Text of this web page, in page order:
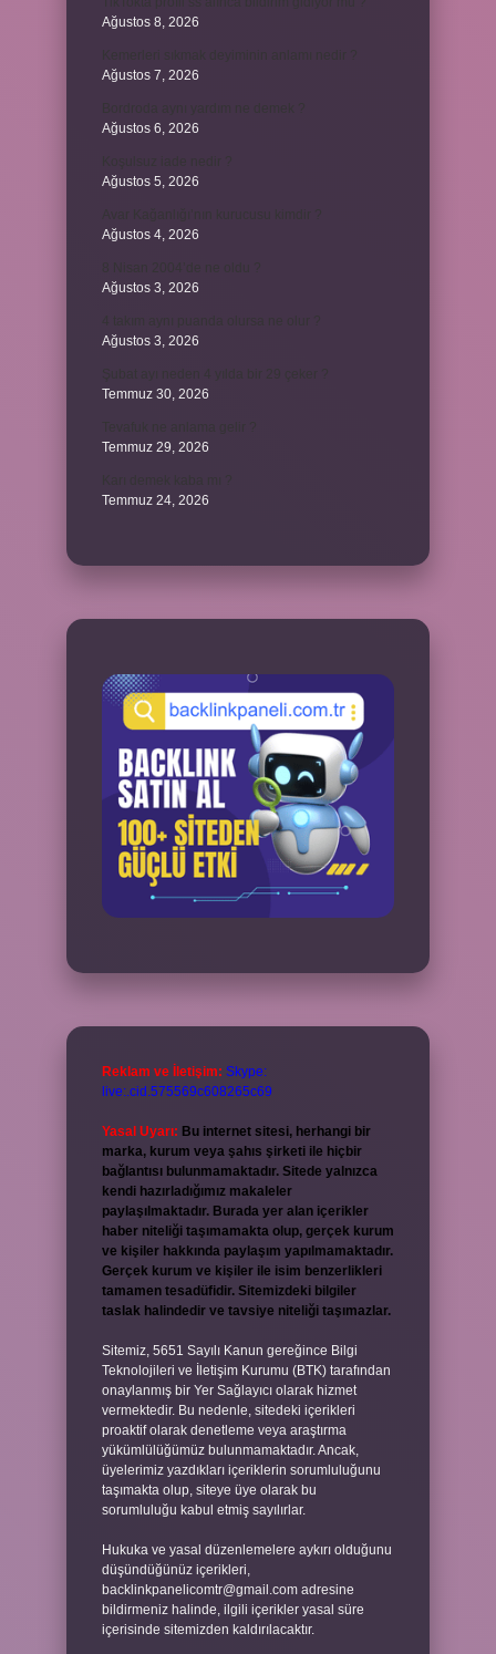
Ağustos 8, 2026
Ağustos 7, 2026
Ağustos 6, 2026
Ağustos 5, 2026
Ağustos 4, 2026
Ağustos 3, 2026
Ağustos 3, 2026
Temmuz 30, 2026
Temmuz 29, 2026
Temmuz 24, 2026
Reklam ve İletişim: Skype:
live:.cid.575569c608265c69
Yasal Uyarı: Bu internet sitesi, herhangi bir
marka, kurum veya şahıs şirketi ile hiçbir
bağlantısı bulunmamaktadır. Sitede yalnızca
kendi hazırladığımız makaleler
paylaşılmaktadır. Burada yer alan içerikler
haber niteliği taşımamakta olup, gerçek kurum
ve kişiler hakkında paylaşım yapılmamaktadır.
Gerçek kurum ve kişiler ile isim benzerlikleri
tamamen tesadüfidir. Sitemizdeki bilgiler
taslak halindedir ve tavsiye niteliği taşımazlar.
Sitemiz, 5651 Sayılı Kanun gereğince Bilgi
Teknolojileri ve İletişim Kurumu (BTK) tarafından
onaylanmış bir Yer Sağlayıcı olarak hizmet
vermektedir. Bu nedenle, sitedeki içerikleri
proaktif olarak denetleme veya araştırma
yükümlülüğümüz bulunmamaktadır. Ancak,
üyelerimiz yazdıkları içeriklerin sorumluluğunu
taşımakta olup, siteye üye olarak bu
sorumluluğu kabul etmiş sayılırlar.
Hukuka ve yasal düzenlemelere aykırı olduğunu
düşündüğünüz içerikleri,
backlinkpanelicomtr@gmail.com adresine
bildirmeniz halinde, ilgili içerikler yasal süre
içerisinde sitemizden kaldırılacaktır.